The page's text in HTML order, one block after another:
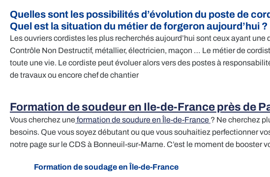
Quelles sont les possibilités d’évolution du poste de
Quel est la situation du métier de forgeron aujourd’hui ?
Les ouvriers cordistes les plus recherchés aujourd’hui sont ceux ayant
Contrôle Non Destructif, métallier, électricien, maçon … Le métier de
toute une vie. Le cordiste peut évoluer alors vers des postes à
de travaux ou encore chef de chantier
Formation de soudeur en Ile-de-France près de
Vous cherchez uneformation de soudure en Île-de-France ? Ne cherchez
besoins. Que vous soyez débutant ou que vous souhaitiez perfectionner
notre page sur le CDS à Bonneuil-sur-Marne. C’est le moment de booster
Formation de soudage en Île-de-France